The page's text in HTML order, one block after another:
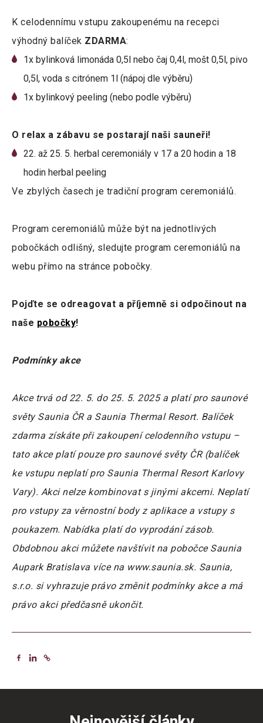
K celodennímu vstupu zakoupenému na recepci
výhodný balíček ZDARMA:
1x bylinková limonáda 0,5l nebo čaj 0,4l, mošt 0,5l, pivo
0,5l, voda s citrónem 1l (nápoj dle výběru)
1x bylinkový peeling (nebo podle výběru)
O relax a zábavu se postarají naši sauneři!
22. až 25. 5. herbal ceremoniály v 17 a 20 hodin a 18
hodin herbal peeling
Ve zbylých časech je tradiční program ceremoniálů.
Program ceremoniálů může být na jednotlivých
pobočkách odlišný, sledujte program ceremoniálů na
webu přímo na stránce pobočky.
Pojďte se odreagovat a příjemně si odpočinout na
naše pobočky!
Podmínky akce
Akce trvá od 22. 5. do 25. 5. 2025 a platí pro saunové
světy Saunia ČR a Saunia Thermal Resort. Balíček
zdarma získáte při zakoupení celodenního vstupu –
tato akce platí pouze pro saunové světy ČR (balíček
ke vstupu neplatí pro Saunia Thermal Resort Karlovy
Vary). Akci nelze kombinovat s jinými akcemi. Neplatí
pro vstupy za věrnostní body z aplikace a vstupy s
poukazem. Nabídka platí do vyprodání zásob.
Obdobnou akci můžete navštívit na pobočce Saunia
Aupark Bratislava více na www.saunia.sk. Saunia,
s.r.o. si vyhrazuje právo změnit podmínky akce a má
právo akci předčasně ukončit.